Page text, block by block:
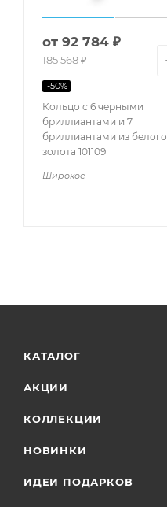
Кольцо с 6 черными
бриллиантами и 7
бриллиантами из белого
золота 101109
Широкое
от 92 784 ₽
185 568 ₽
-50%
КАТАЛОГ
АКЦИИ
КОЛЛЕКЦИИ
НОВИНКИ
ИДЕИ ПОДАРКОВ